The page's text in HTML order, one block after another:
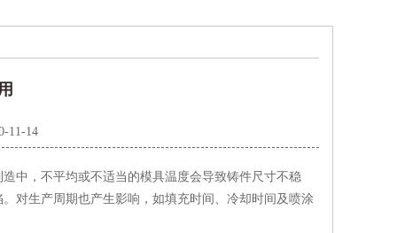
11-14
中，不平均或不适当的模具温度会导致铸件尺寸不稳
对生产周期也产生影响，如填充时间、冷却时间及喷涂